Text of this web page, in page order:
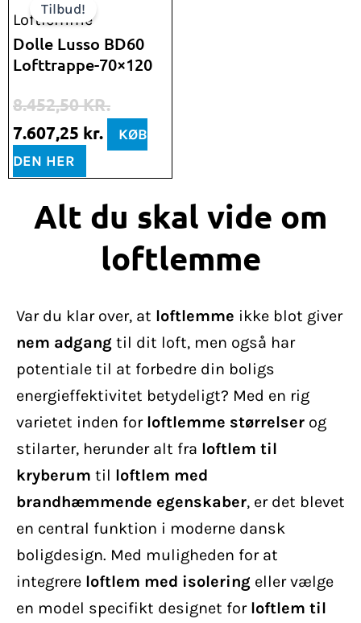
Tilbud!
Loftlemme
Dolle Lusso BD60
Lofttrappe-70×120
8.452,50KR.
oprindelige
pris
var:
7.607,25 kr.
pris
er:
KØB
DEN HER
Alt du skal vide om
loftlemme
Var du klar over, at loftlemme ikke blot giver
nem adgang til dit loft, men også har
potentiale til at forbedre din boligs
energieffektivitet betydeligt? Med en rig
varietet inden for loftlemme størrelser og
stilarter, herunder alt fra loftlem til
kryberum til loftlem med
brandhæmmende egenskaber, er det blevet
en central funktion i moderne dansk
boligdesign. Med muligheden for at
integrere loftlem med isolering eller vælge
en model specifikt designet for loftlem til